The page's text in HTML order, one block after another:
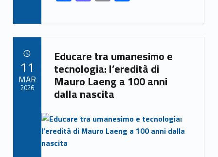
ac
e
b
o
o
k
as
to
d
o
n
m
ai
l
ar
e
Link identifier archive #link-archive-12484
Educare tra umanesimo e
tecnologia: l’eredità di
Mauro Laeng a 100 anni
dalla nascita
Link identifier archive #link-archive-thumb-soap-6427
11
MAR
2026